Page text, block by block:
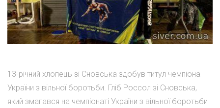
13-річний хлопець зі Сновська здобув титул чемпіона
України з вільної боротьби. Гліб Россол зі Сновська,
який змагався на чемпіонаті України з вільної боротьби